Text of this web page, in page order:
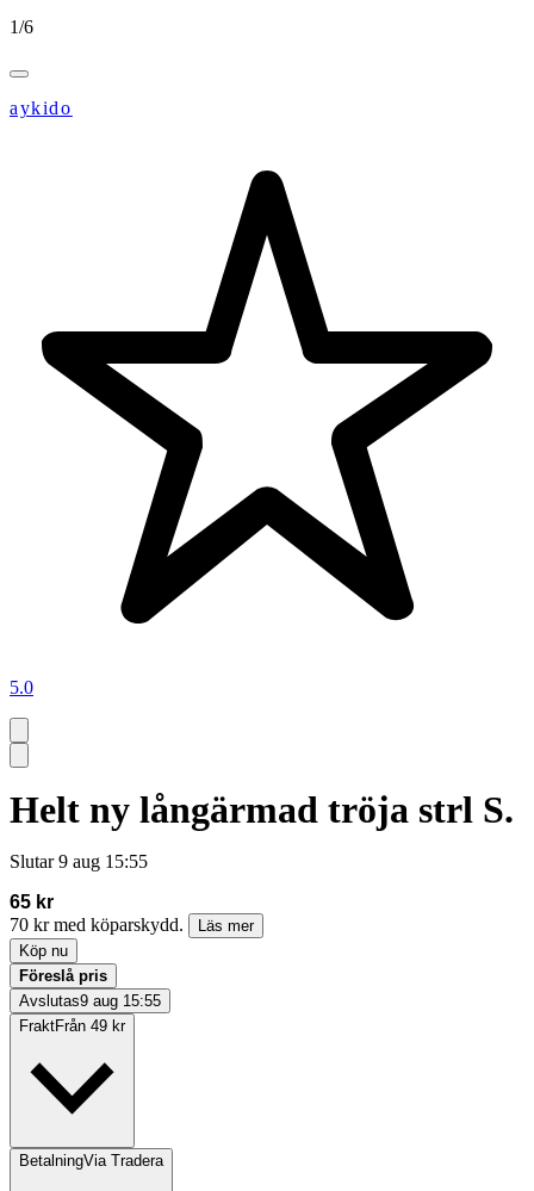
1/6
aykido
5.0
Helt ny långärmad tröja strl S.
Slutar 9 aug 15:55
65 kr
70 kr med köparskydd.
Läs mer
Köp nu
Föreslå pris
Avslutas9 aug 15:55
FraktFrån 49 kr
BetalningVia Tradera